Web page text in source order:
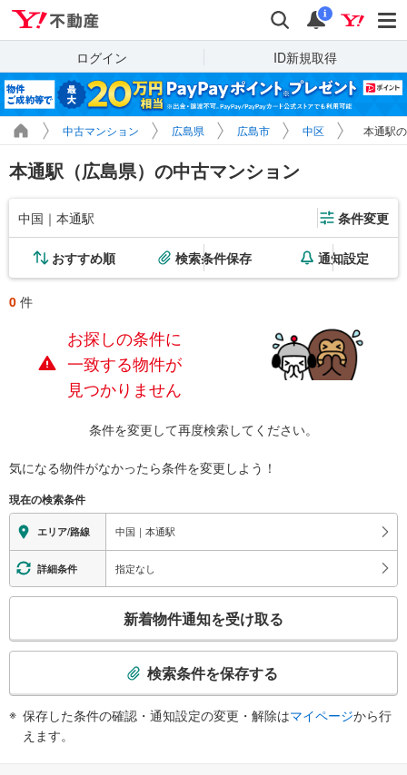
検索 通知
i
ログイン ID新規取得
中古マンション 広島県 広島市 中区 本通駅
本通駅（広島県）の中古マンション
中国｜本通駅 条件変更
おすすめ順 検索条件保存 通知設定
0 件
お探しの条件に
一致する物件が
見つかりません
条件を変更して再度検索してください。
気になる物件がなかったら条件を変更しよう！
現在の検索条件
エリア/路線 中国｜本通駅
詳細条件 指定なし
検
新着物件通知を受け取る
検索条件を保存する
保存した条件の確認・通知設定の変更・解除はマイページから行
えます。